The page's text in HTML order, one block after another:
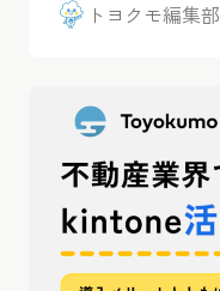
トヨクモ編集部